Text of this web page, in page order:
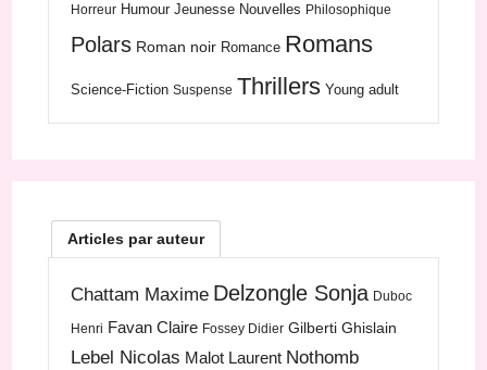
Horreur Humour Jeunesse Nouvelles Philosophique
Polars Roman noir Romance Romans
Science-Fiction Suspense Thrillers Young adult
Articles par auteur
Chattam Maxime Delzongle Sonja Duboc
Henri Favan Claire Fossey Didier Gilberti Ghislain
Lebel Nicolas Malot Laurent Nothomb